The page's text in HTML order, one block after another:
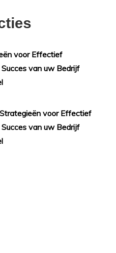
voor Effectief
van uw Bedrijf
Strategieën voor Effectief
van uw Bedrijf